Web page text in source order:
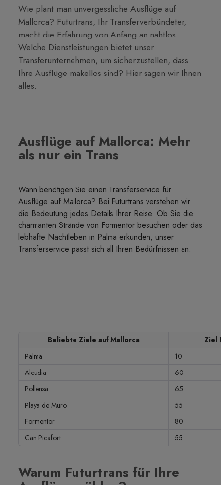
Wie plant man unvergessliche Ausflüge auf
Mallorca? Futurtrans, Ihr Transferverbündeter,
macht die Erfahrung von Anfang an nahtlos.
Welche Dienstleistungen bietet unser
Transferunternehmen, um sicherzustellen, dass
Ihre Ausflüge makellos sind? Hier sagen wir Ihnen
alles.
Ausflüge auf Mallorca: Mehr
als nur ein Trans
Wann benötigen Sie einen Transferservice für
Ausflüge auf Mallorca? Bei Futurtrans verstehen wir
die Bedeutung jedes Details Ihrer Reise. Ob Sie die
charmanten Strände von Formentor besuchen oder das
lebhafte Nachtleben in Palma erkunden, unser
Transferservice passt sich all Ihren Bedürfnissen an.
Beliebte Ziele auf Mallorca
Ziel
Palma
10
Alcudia
60
Pollensa
65
Playa de Muro
55
Formentor
80
Can Picafort
55
Warum Futurtrans für Ihre